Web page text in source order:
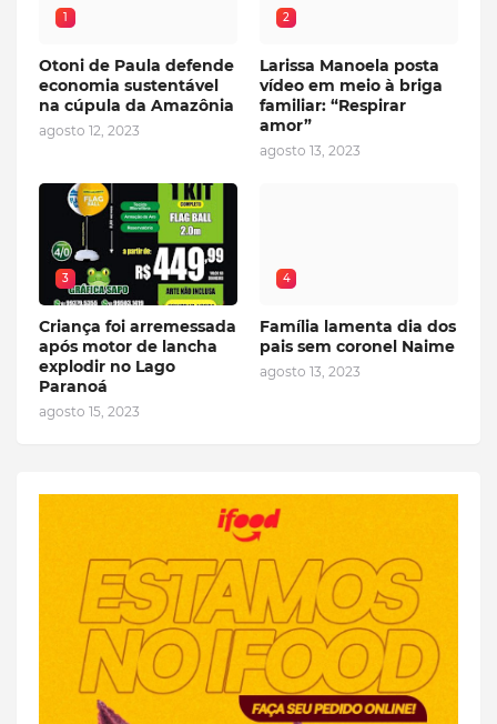
1
Otoni de Paula defende
economia sustentável
na cúpula da Amazônia
agosto 12, 2023
2
Larissa Manoela posta
vídeo em meio à briga
familiar: “Respirar
amor”
agosto 13, 2023
3
Criança foi arremessada
após motor de lancha
explodir no Lago
Paranoá
agosto 15, 2023
4
Família lamenta dia dos
pais sem coronel Naime
agosto 13, 2023